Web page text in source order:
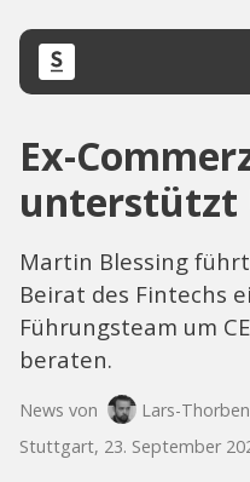
Ex-
unterstützt
Martin Blessing
Beirat des Fintechs
Führungsteam um
beraten.
News von
Lars-
Stuttgart, 23. September